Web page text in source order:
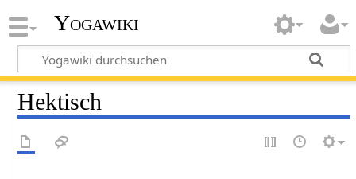
Yogawiki
Hektisch